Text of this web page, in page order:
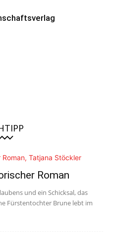
Roman
und ein Schicksal, das
Fürstentochter Brune lebt im